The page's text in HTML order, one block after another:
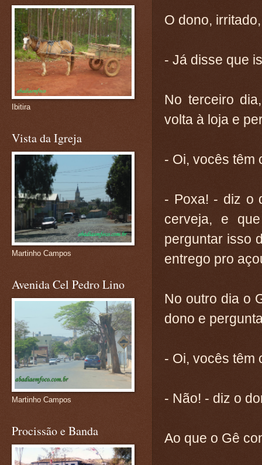
O dono,
- Já disse que
No terceiro
volta à loja e
- Oi, vocês têm
- Poxa! - diz o
cerveja, e
perguntar isso
entrego pro
No outro dia o
dono e
- Oi, vocês têm
- Não! - diz o
Ao que o Gê
Ibitira
Vista da Igreja
Martinho Campos
Avenida Cel Pedro Lino
Martinho Campos
Procissão e Banda